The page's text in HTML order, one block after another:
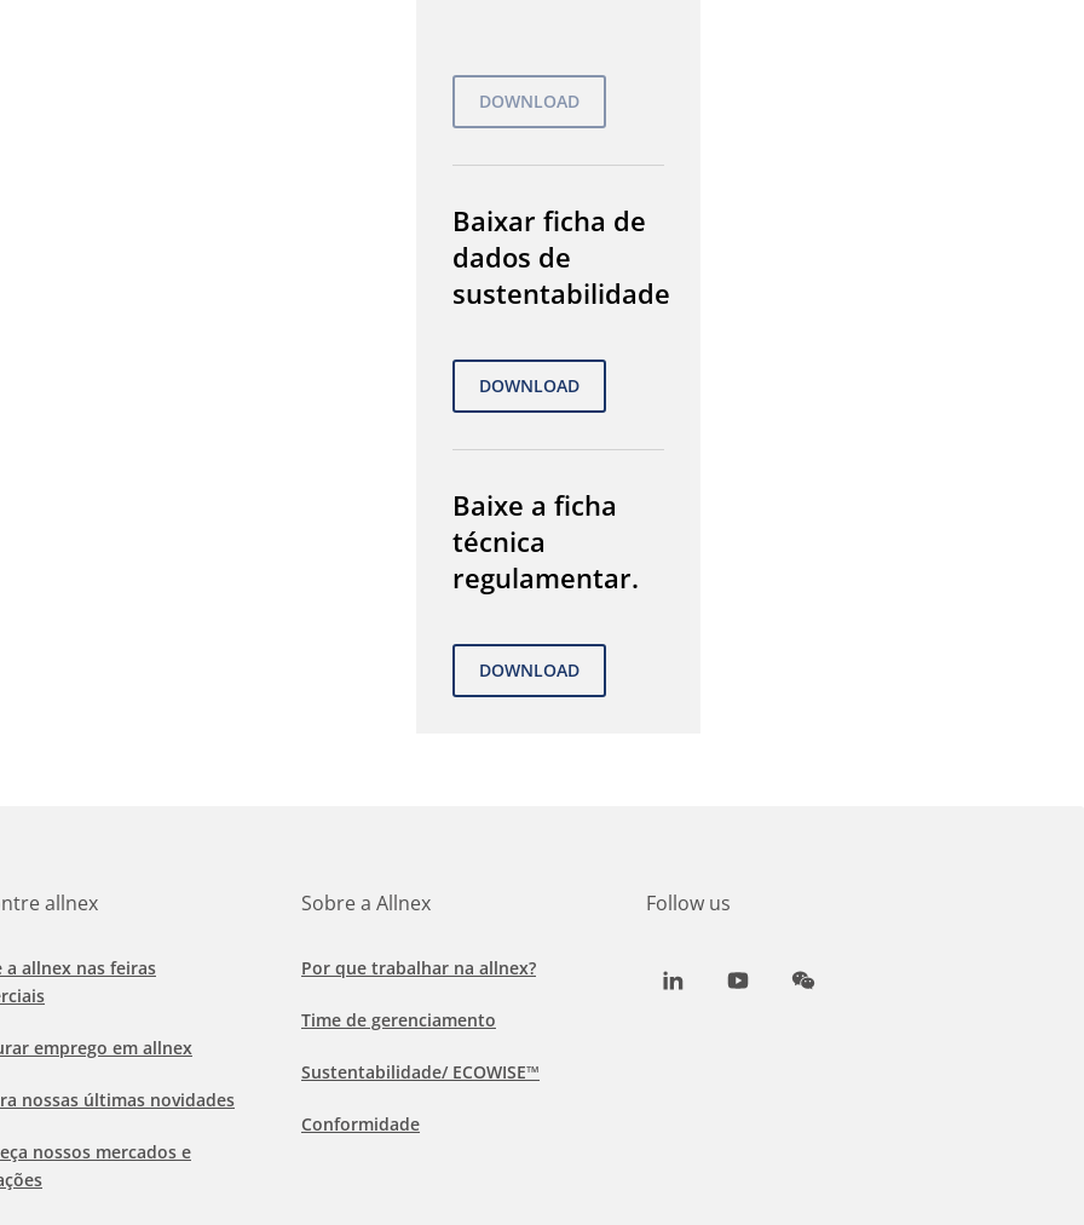
Baixar ficha de
dados de
sustentabilidade
Baixe a ficha
técnica
regulamentar.
allnex
a allnex nas feiras
emprego em allnex
nossas últimas novidades
nossos mercados e
Sobre a Allnex
Por que trabalhar na allnex?
Time de gerenciamento
Sustentabilidade/ ECOWISE™
Conformidade
Follow us
LinkedInYoutubeWeChat